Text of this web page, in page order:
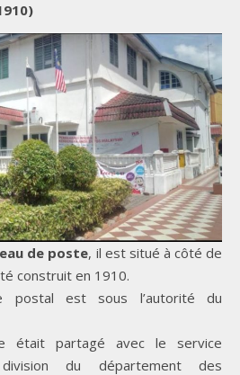
de poste, il est situé à côté de
construit en 1910.
postal est sous l’autorité du
était partagé avec le service
du département des